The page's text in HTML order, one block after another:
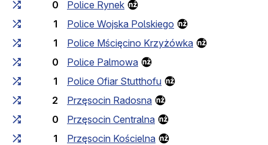
0
Police Rynek
1
Police Wojska Polskiego
1
Police Mścięcino Krzyżówka
0
Police Palmowa
1
Police Ofiar Stutthofu
2
Przęsocin Radosna
0
Przęsocin Centralna
1
Przęsocin Kościelna